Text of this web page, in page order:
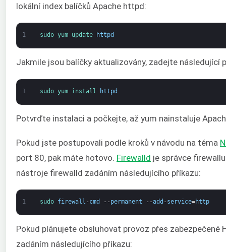
lokální index balíčků Apache httpd:
1 sudo yum update httpd
Jakmile jsou balíčky aktualizovány, zadejte následující
1 sudo yum install httpd
Potvrďte instalaci a počkejte, až yum nainstaluje
Pokud jste postupovali podle kroků v návodu na téma
port 80, pak máte hotovo. Firewalld je správce
nástroje firewalld zadáním následujícího příkazu:
1 sudo firewall -cmd --permanent --add -service=http
Pokud plánujete obsluhovat provoz přes
zadáním následujícího příkazu: